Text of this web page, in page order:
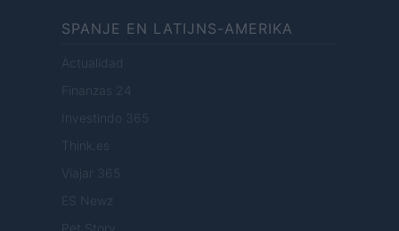
SPANJE EN LATIJNS-AMERIKA
Actualidad
Finanzas 24
Investindo 365
Think.es
Viajar 365
ES Newz